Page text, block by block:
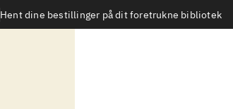
Hent dine bestillinger på dit foretrukne bibliotek